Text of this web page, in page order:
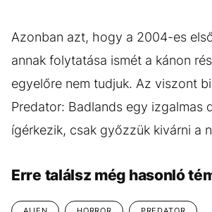
Azonban azt, hogy a 2004-es
annak folytatása ismét a kánon
egyelőre nem tudjuk. Az viszont
Predator: Badlands egy izgalmas
ígérkezik, csak győzzük kivárni a
Erre találsz még hasonló